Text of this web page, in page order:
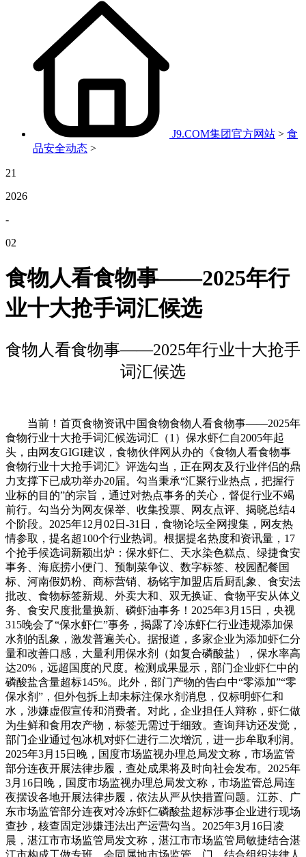
J9.COM集团官方网站 > 食
品安全动态 >
21
2026
-
02
食物人看食物事——2025年行
业十大抢手词汇候选
食物人看食物事——2025年行业十大抢手
词汇候选
当前！首页食物资讯中国食物食物人看食物事——2025年
食物行业十大抢手词汇候选词汇（1）保水虾仁自2005年起
头，由网友GIGI建议，食物伙伴网从办的《食物人看食物事
食物行业十大抢手词汇》评选勾当，正在网友及行业伴侣的鼎
力支撑下已成功举办20届。勾当秉承“汇聚行业热点，把握行
业标的目的”的宗旨，通过对热点事务的关心，督促行业不竭
前行。勾当分为网友保举、收集投票、网友点评、揭晓总结4
个阶段。2025年12月02日-31日，食物论坛全网搜集，网友热
情参取，提名超100个行业热词。根据提名热度和资讯量，17
个抢手候选词新颖出炉：保水虾仁、天水染色糕点、绿捷食安
事务、海底捞小便门、预制菜争议、数字标签、校园配餐国
标、河南假奶粉、商标营销、杨铭宇加盟店后厨乱象、食安法
批改、食物标签新规、外卖大和、双无换证、食物平安从体义
务、食安尺度批量换新、磷虾油事务！2025年3月15日，央视
315晚会了“保水虾仁”事务，揭露了冷冻虾仁行业违规添加保
水剂的乱象，激发普遍关心。据报道，多家企业为添加虾仁分
量和改善口感，大量利用保水剂（如复合磷酸盐），保水率高
达20%，远超国度的尺度。检测成果显示，部门企业虾仁中的
磷酸盐含量超标145%。此外，部门产物的告白中“零添加”“零
保水剂”，但外包拆上却未标注保水剂消息，仅标明虾仁和
水，涉嫌虚假宣传和消费者。对此，企业担任人辩称，虾仁做
为生鲜和食用农产物，标签无需过于细致。查询拜访还发觉，
部门企业通过包冰机对虾仁进行二次增沉，进一步牟取利润。
2025年3月15日晚，国度市场监视办理总局发文称，市场监管
部分连夜开展法律步履，查处成果将及时向社会发布。2025年
3月16日晚，国度市场监视办理总局发文称，市场监管总局连
夜摆设各地开展法律步履，依法从严从快措置问题。江苏、广
东市场监管部分连夜对冷冻虾仁磷酸盐超标涉事企业进行现场
查抄，核查固定涉嫌违法出产运营勾当。2025年3月16日凌
晨，湛江市市场监管局发文称，湛江市市场监管局敏捷结合湛
江市构成工做专班，会同属地市场监管、门，结合组织法律人